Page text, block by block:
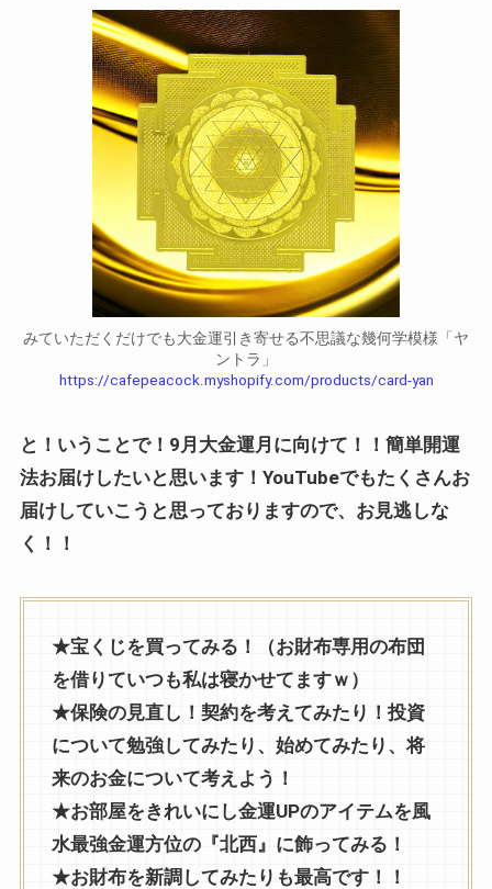
みていただくだけでも大金運引き寄せる不思議な幾何学模様「ヤ
ントラ」
https://cafepeacock.myshopify.com/products/card-yan
と！いうことで！9月大金運月に向けて！！簡単開運
法お届けしたいと思います！YouTubeでもたくさんお
届けしていこうと思っておりますので、お見逃しな
く！！
★宝くじを買ってみる！（お財布専用の布団
を借りていつも私は寝かせてますｗ）
★保険の見直し！契約を考えてみたり！投資
について勉強してみたり、始めてみたり、将
来のお金について考えよう！
★お部屋をきれいにし金運UPのアイテムを風
水最強金運方位の『北西』に飾ってみる！
★お財布を新調してみたりも最高です！！